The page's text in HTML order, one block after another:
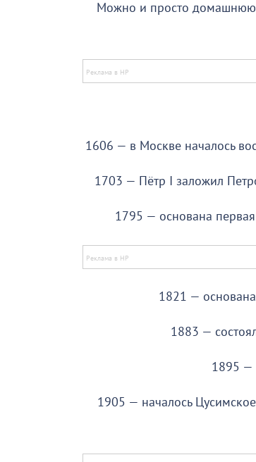
Можно и просто домашнюю
1606 — в Москве началось
1703 — Пётр I заложил
1795 — основана
1821 —
1883 —
1895 —
1905 — началось